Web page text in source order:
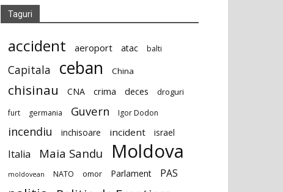
Taguri
accident aeroport atac balti
Capitala ceban China
chisinau CNA crima deces droguri
furt germania Guvern Igor Dodon
incendiu inchisoare incident israel
Italia Maia Sandu Moldova
moldovean NATO omor Parlament PAS